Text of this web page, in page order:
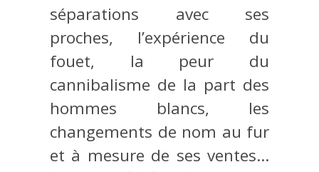
séparations avec ses
proches, l’expérience du
fouet, la peur du
cannibalisme de la part des
hommes blancs, les
changements de nom au fur
et à mesure de ses ventes…